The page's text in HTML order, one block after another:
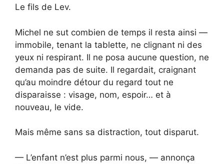
Le fils de Lev.
Michel ne sut combien de temps il resta ainsi —
immobile, tenant la tablette, ne clignant ni des
yeux ni respirant. Il ne posa aucune question, ne
demanda pas de suite. Il regardait, craignant
qu’au moindre détour du regard tout ne
disparaisse : visage, nom, espoir… et à
nouveau, le vide.
Mais même sans sa distraction, tout disparut.
— L’enfant n’est plus parmi nous, — annonça